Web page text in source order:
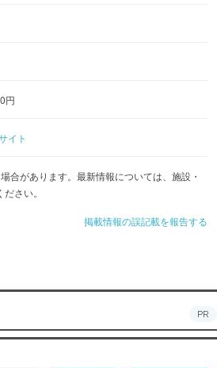
円
イト
合があります。最新情報については、施設・
さい。
掲載情報の誤記載を報告する
PR